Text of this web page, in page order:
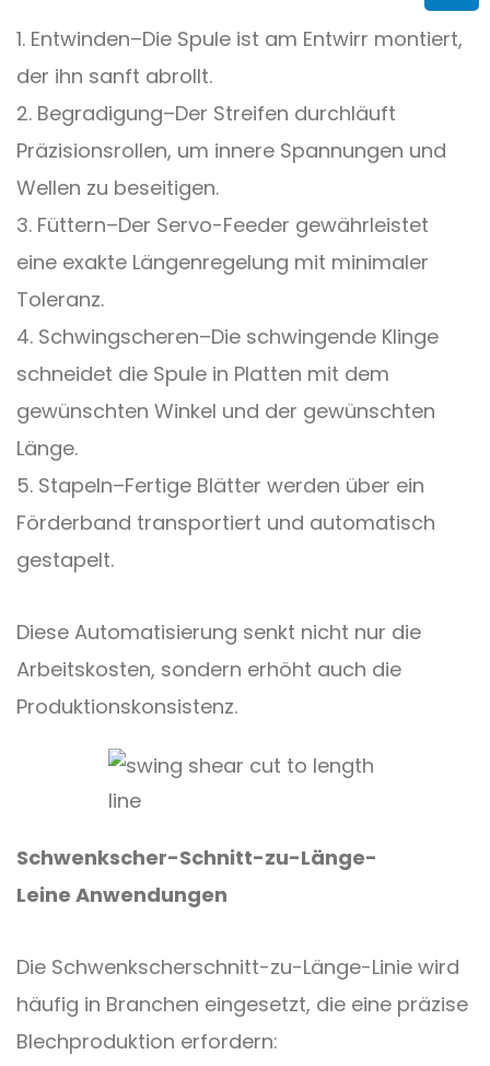
1. Entwinden–Die Spule ist am Entwirr montiert,
der ihn sanft abrollt.
2. Begradigung–Der Streifen durchläuft
Präzisionsrollen, um innere Spannungen und
Wellen zu beseitigen.
3. Füttern–Der Servo-Feeder gewährleistet
eine exakte Längenregelung mit minimaler
Toleranz.
4. Schwingscheren–Die schwingende Klinge
schneidet die Spule in Platten mit dem
gewünschten Winkel und der gewünschten
Länge.
5. Stapeln–Fertige Blätter werden über ein
Förderband transportiert und automatisch
gestapelt.
Diese Automatisierung senkt nicht nur die
Arbeitskosten, sondern erhöht auch die
Produktionskonsistenz.
Schwenkscher-Schnitt-zu-Länge-
Leine Anwendungen
Die Schwenkscherschnitt-zu-Länge-Linie wird
häufig in Branchen eingesetzt, die eine präzise
Blechproduktion erfordern: